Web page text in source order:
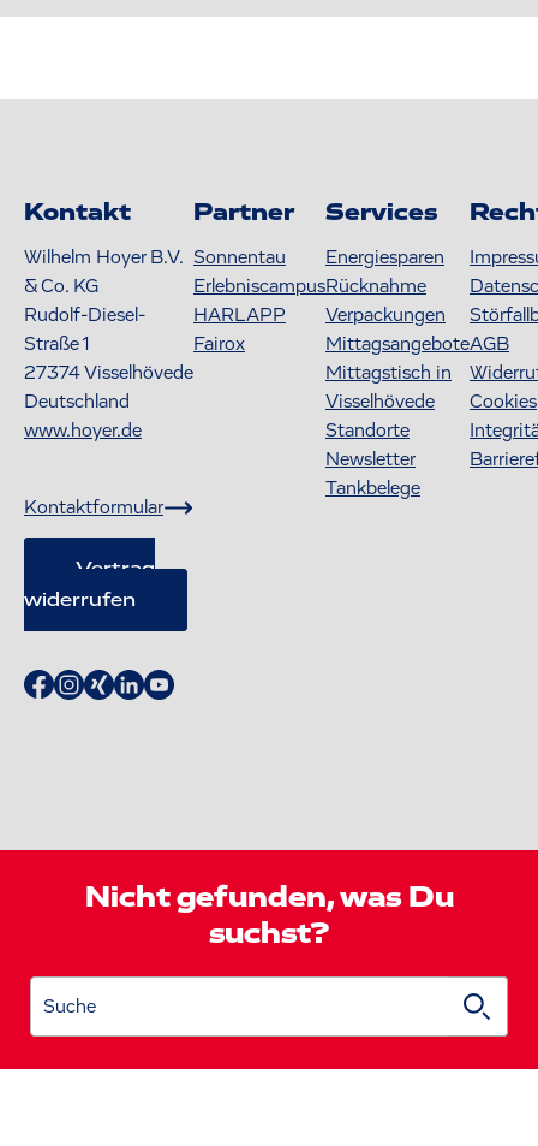
Kontakt
Wilhelm Hoyer B.V.
& Co. KG
Rudolf-Diesel-
Straße 1
27374Visselhövede
Deutschland
www.hoyer.de
Kontaktformular
Vertrag
widerrufen
Partner
Sonnentau
Erlebniscampus
HARLAPP
Fairox
Services
Energiesparen
Rücknahme
Verpackungen
Mittagsangebote
Mittagstisch in
Visselhövede
Standorte
Newsletter
Tankbelege
AGB
Cookies
Nicht gefunden, was Du
suchst?
Suche